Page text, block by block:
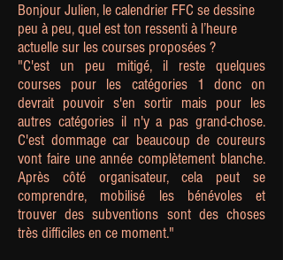
Bonjour Julien, le calendrier FFC se dessine
peu à peu, quel est ton ressenti à l’heure
actuelle sur les courses proposées ?
"C'est un peu mitigé, il reste quelques
courses pour les catégories 1 donc on
devrait pouvoir s'en sortir mais pour les
autres catégories il n'y a pas grand-chose.
C'est dommage car beaucoup de coureurs
vont faire une année complètement blanche.
Après côté organisateur, cela peut se
comprendre, mobilisé les bénévoles et
trouver des subventions sont des choses
très difficiles en ce moment."